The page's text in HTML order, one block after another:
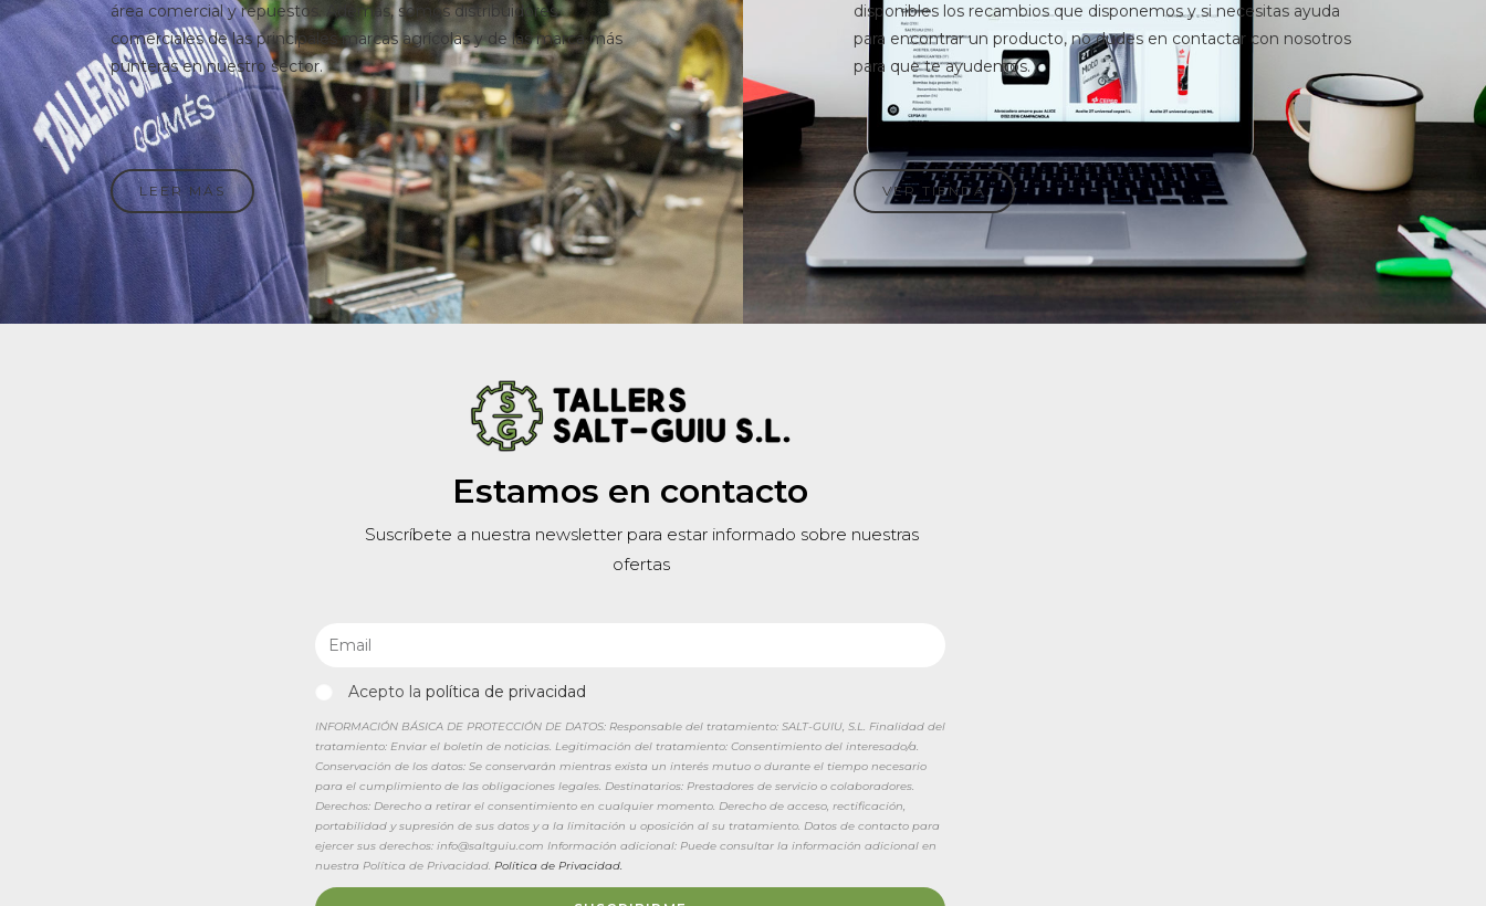
área comercial y repuestos. Además, somos distribuidores
comerciales de las principales marcas agrícolas y de las marca más
punteras en nuestro sector.
LEER MÁS
disponibles los recambios que disponemos y si necesitas ayuda
para encontrar un producto, no dudes en contactar con nosotros
para que te ayudemos.
VER TIENDA
Estamos en contacto
Suscríbete a nuestra newsletter para estar informado sobre nuestras
ofertas
Acepto la política de privacidad
INFORMACIÓN BÁSICA DE PROTECCIÓN DE DATOS: Responsable del tratamiento: SALT-GUIU, S.L. Finalidad del
tratamiento: Enviar el boletín de noticias. Legitimación del tratamiento: Consentimiento del interesado/a.
Conservación de los datos: Se conservarán mientras exista un interés mutuo o durante el tiempo necesario
para el cumplimiento de las obligaciones legales. Destinatarios: Prestadores de servicio o colaboradores.
Derechos: Derecho a retirar el consentimiento en cualquier momento. Derecho de acceso, rectificación,
portabilidad y supresión de sus datos y a la limitación u oposición al su tratamiento. Datos de contacto para
ejercer sus derechos: info@saltguiu.com Información adicional: Puede consultar la información adicional en
nuestra Política de Privacidad. Política de Privacidad.